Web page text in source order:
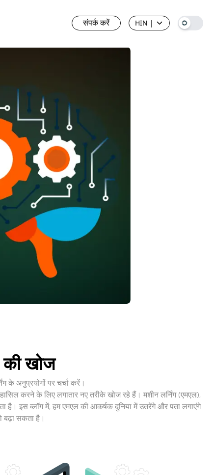
संपर्क करें HIN |
की खोज
के अनुप्रयोगों पर चर्चा करें।
करने के लिए लगातार नए तरीके खोज रहे हैं। मशीन लर्निंग (एमएल),
है। इस ब्लॉग में, हम एमएल की आकर्षक दुनिया में उतरेंगे और पता लगाएंगे
बढ़ा सकता है।